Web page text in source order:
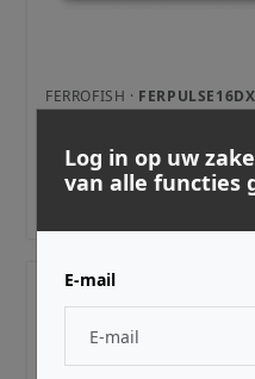
FERROFISH ·
€ 2.149,00
Log in op uw
van alle functies
E-mail